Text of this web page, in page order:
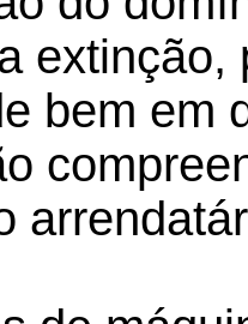
bem em